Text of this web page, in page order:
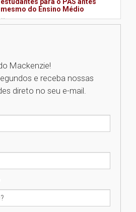
mesmo do Ensino Médio
04.08.2026
na educação dos filhos além da
escola
04.08.2026
docentes para debater
Professora do Mackenzie é
finalista do Prêmio Jabuti com
Mackenzie!
e receba nossas
direto no seu e-mail.